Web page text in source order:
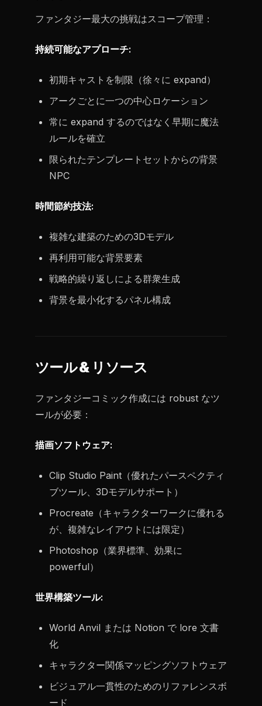
ファンタジー最大の挑戦はスコープ管理：
持続可能なアプローチ:
初期キャストを制限（徐々に expand）
アークごとに一つの中心ロケーション
常に expand するのではなく早期に魔法
ルールを確立
限られたテンプレートセットからの背景
NPC
時間節約技法:
複雑な建築のための3Dモデル
再利用可能な背景要素
戦略的繰り返しによる群衆生成
背景を最小化するパネル構成
ツール & リソース
ファンタジーコミック作成には robust なツ
ールが必要：
描画ソフトウェア:
Clip Studio Paint（優れたパースペクティ
ブツール、3Dモデルサポート）
Procreate（キャラクターワークに優れる
が、複雑なレイアウトには限定）
Photoshop（業界標準、効果に
powerful）
世界構築ツール:
World Anvil または Notion で lore 文書
化
キャラクター関係マッピングソフトウェア
ビジュアル一貫性のためのリファレンスボ
ード